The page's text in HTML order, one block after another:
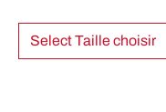
Select Taille choisir